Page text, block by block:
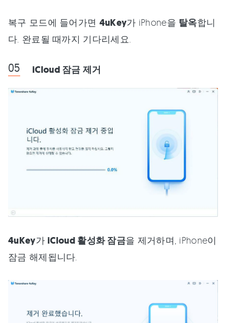
복구 모드에 들어가면 4uKey가 iPhone을 탈옥합니
다. 완료될 때까지 기다리세요.
iCloud 잠금 제거
4uKey가iCloud 활성화 잠금을 제거하며, iPhone이
잠금 해제됩니다.